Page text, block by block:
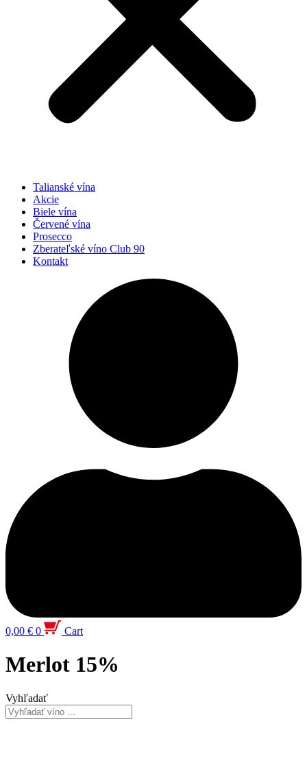
Talianské vína
Akcie
Biele vína
Červené vína
Prosecco
Zberateľské víno Club 90
Kontakt
0,00 € 0 Cart
Merlot 15%
Vyhľadať